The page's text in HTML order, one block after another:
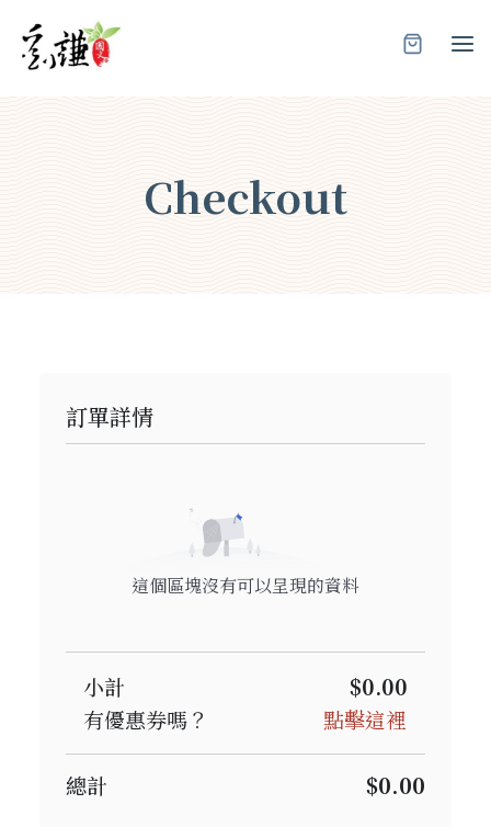
Checkout
訂單詳情
這個區塊沒有可以呈現的資料
小計
$0.00
有優惠券嗎？
點擊這裡
總計 $0.00